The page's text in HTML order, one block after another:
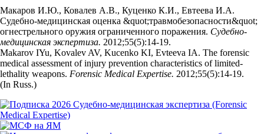
Макаров И.Ю., Ковалев А.В., Куценко К.И., Евтеева И.А.
Судебно-медицинская оценка &quot;травмобезопасности&quot;
огнестрельного оружия ограниченного поражения. Судебно-
медицинская экспертиза. 2012;55(5):14‑19.
Makarov IYu, Kovalev AV, Kucenko KI, Evteeva IA. The forensic
medical assessment of injury prevention characteristics of limited-
lethality weapons. Forensic Medical Expertise. 2012;55(5):14‑19.
(In Russ.)